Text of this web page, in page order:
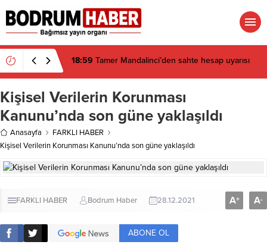
Kişisel Verilerin Korunması
Kanunu’nda son güne yaklaşıldı
Anasayfa
FARKLI HABER
Kişisel Verilerin Korunması Kanunu’nda son güne yaklaşıldı
FARKLI HABER Bodrum Haber 28.12.2021 A+ A-
ABONE OL